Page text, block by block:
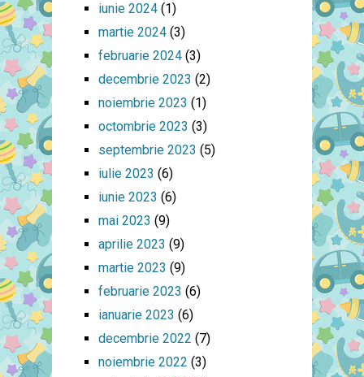
iunie 2024(1)
martie 2024(3)
februarie 2024(3)
decembrie 2023 (2)
noiembrie 2023 (1)
octombrie 2023 (3)
septembrie 2023 (5)
iulie 2023 (6)
iunie 2023 (6)
mai 2023 (9)
aprilie 2023 (9)
martie 2023 (9)
februarie 2023 (6)
ianuarie 2023 (6)
decembrie 2022 (7)
noiembrie 2022 (3)